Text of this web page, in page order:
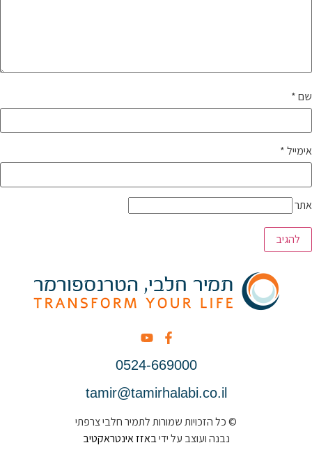
שם*
אימייל*
אתר
0524-669000
tamir@tamirhalabi.co.il
© כל הזכויות שמורות לתמיר חלבי צרפתי
נבנה ועוצב על ידיבאזז אינטראקטיב